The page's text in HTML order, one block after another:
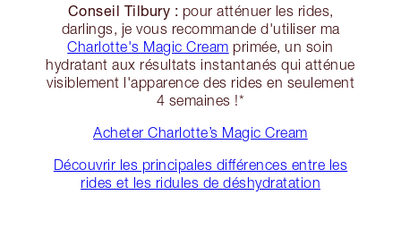
Conseil Tilbury : pour atténuer les rides,
darlings, je vous recommande d'utiliser ma
Charlotte's Magic Cream primée, un soin
hydratant aux résultats instantanés qui atténue
visiblement l'apparence des rides en seulement
4 semaines !*
Acheter Charlotte’s Magic Cream
Découvrir les principales différences entre les
rides et les ridules de déshydratation